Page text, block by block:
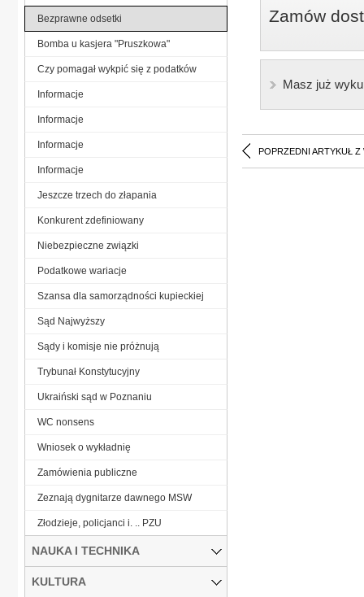
Zamów
Masz już
POPRZEDNI ARTYKUŁ Z
Bezprawne odsetki
Bomba u kasjera "Pruszkowa"
Czy pomagał wykpić się z podatków
Informacje
Informacje
Informacje
Informacje
Jeszcze trzech do złapania
Konkurent zdefiniowany
Niebezpieczne związki
Podatkowe wariacje
Szansa dla samorządności kupieckiej
Sąd Najwyższy
Sądy i komisje nie próżnują
Trybunał Konstytucyjny
Ukraiński sąd w Poznaniu
WC nonsens
Wniosek o wykładnię
Zamówienia publiczne
Zeznają dygnitarze dawnego MSW
Złodzieje, policjanci i. .. PZU
NAUKA I TECHNIKA
KULTURA